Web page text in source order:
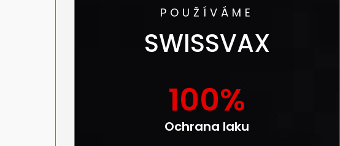
POUŽÍVÁME
SWISSVAX
100%
Ochrana laku